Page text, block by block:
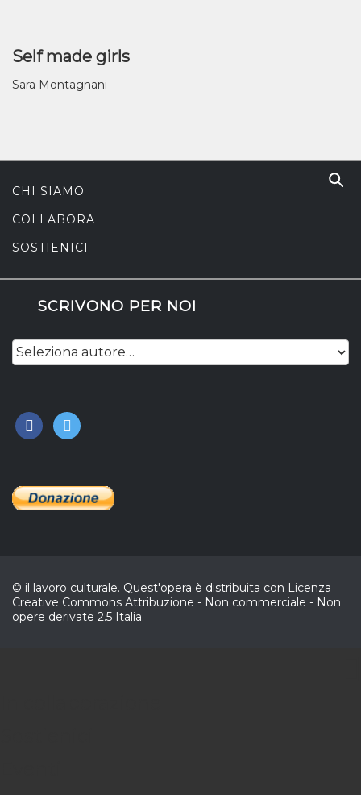
Self made girls
Sara Montagnani
CHI SIAMO
COLLABORA
SOSTIENICI
SCRIVONO PER NOI
facebook
twitter
© il lavoro culturale. Quest'opera è distribuita con Licenza
Creative Commons Attribuzione - Non commerciale - Non
opere derivate 2.5 Italia.